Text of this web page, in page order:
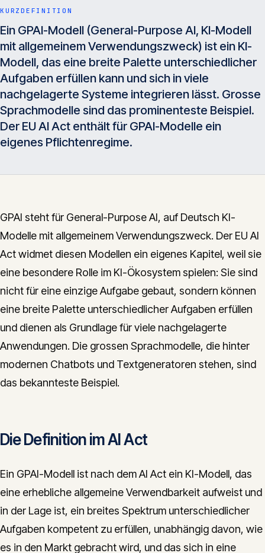
Insights
Glossar 06
Kontakt 07
Get in touch
info@innopulse.io +41 79 508 28 06
KURZDEFINITION
Ein GPAI-Modell (General-Purpose AI, KI-Modell
mit allgemeinem Verwendungszweck) ist ein KI-
Modell, das eine breite Palette unterschiedlicher
Aufgaben erfüllen kann und sich in viele
nachgelagerte Systeme integrieren lässt. Grosse
Sprachmodelle sind das prominenteste Beispiel.
Der EU AI Act enthält für GPAI-Modelle ein
eigenes Pflichtenregime.
GPAI steht für General-Purpose AI, auf Deutsch KI-
Modelle mit allgemeinem Verwendungszweck. Der EU AI
Act widmet diesen Modellen ein eigenes Kapitel, weil sie
eine besondere Rolle im KI-Ökosystem spielen: Sie sind
nicht für eine einzige Aufgabe gebaut, sondern können
eine breite Palette unterschiedlicher Aufgaben erfüllen
und dienen als Grundlage für viele nachgelagerte
Anwendungen. Die grossen Sprachmodelle, die hinter
modernen Chatbots und Textgeneratoren stehen, sind
das bekannteste Beispiel.
Die Definition im AI Act
Ein GPAI-Modell ist nach dem AI Act ein KI-Modell, das
eine erhebliche allgemeine Verwendbarkeit aufweist und
in der Lage ist, ein breites Spektrum unterschiedlicher
Aufgaben kompetent zu erfüllen, unabhängig davon, wie
es in den Markt gebracht wird, und das sich in eine